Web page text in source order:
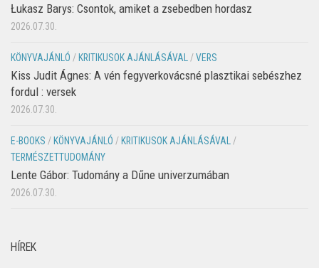
Łukasz Barys: Csontok, amiket a zsebedben hordasz
2026.07.30.
KÖNYVAJÁNLÓ /KRITIKUSOK AJÁNLÁSÁVAL /VERS
Kiss Judit Ágnes: A vén fegyverkovácsné plasztikai sebészhez
fordul : versek
2026.07.30.
E-BOOKS /KÖNYVAJÁNLÓ /KRITIKUSOK AJÁNLÁSÁVAL /
TERMÉSZETTUDOMÁNY
Lente Gábor: Tudomány a Dűne univerzumában
2026.07.30.
HÍREK